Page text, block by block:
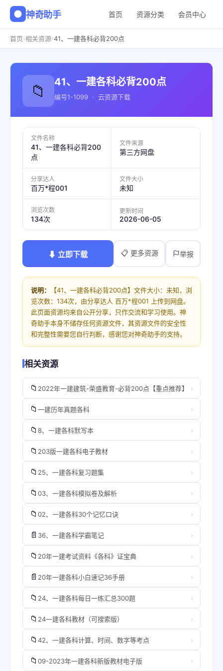
神奇助手 首页 资源分类 会员中心
首页›相关资源›41、一建各科必背200点
📁 41、一建各科必背200点
编号1-1099 · 云资源下载
文件名称
41、一建各科必背200
点
文件来源
第三方网盘
分享达人
百万*程001
文件大小
未知
浏览次数
134次
更新时间
2026-06-05
⬇ 立即下载 📋 更多资源 举报
说明：
【41、一建各科必背200点】文件大小：未知，浏
览次数：134次，由分享达人 百万*程001 上传到网盘。
此页面资源均来自公开分享，只作交流和学习使用。神
奇助手本身不储存任何资源文件，其资源文件的安全性
和完整性需要您自行判断，感谢您对神奇助手的支持。
相关资源
📁 2022年一建建筑-荣盛教育-必背200点【重点推荐】 ›
📁 一建历年真题各科 ›
📁 8、一建各科默写本 ›
📁 203版一建各科电子教材 ›
📁 25、一建各科复习题集 ›
📁 03、一建各科模拟卷及解析 ›
📁 02、一建各科30个记忆口诀 ›
📄 36、一建各科学霸笔记 ›
📁 20年一建考试资料《各科》证宝典 ›
📄 20年一建各科小白速记36手册 ›
📁 24、一建各科每日一练汇总300题 ›
📁 24一建各科教材（可搜索版） ›
📁 42、一建各科计算、时间、数字等考点 ›
📁 09-2023年一建各科新版教材电子版 ›